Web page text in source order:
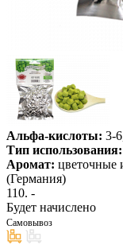
Альфа-кислоты: 3-
Тип использования:
Аромат: цветочные
(Германия)
110. -
Будет начислено
Самовывоз